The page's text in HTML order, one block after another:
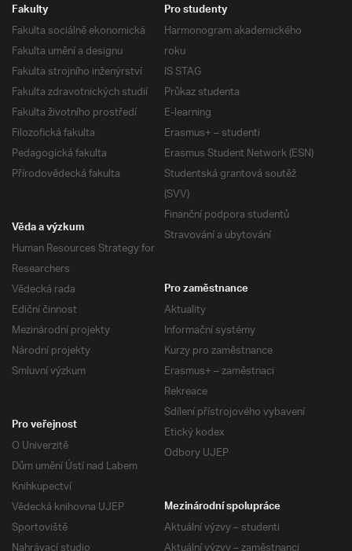
Fakulty
Fakulta sociálně ekonomická
Fakulta umění a designu
Fakulta strojního inženýrství
Fakulta zdravotnických studií
Fakulta životního prostředí
Filozofická fakulta
Pedagogická fakulta
Přírodovědecká fakulta
Pro studenty
Harmonogram akademického
roku
IS STAG
Průkaz studenta
E-learning
Erasmus+ – studenti
Erasmus Student Network (ESN)
Studentská grantová soutěž
(SVV)
Finanční podpora studentů
Stravování a ubytování
Věda a výzkum
Human Resources Strategy for
Researchers
Vědecká rada
Ediční činnost
Mezinárodní projekty
Národní projekty
Smluvní výzkum
Pro zaměstnance
Aktuality
Informační systémy
Kurzy pro zaměstnance
Erasmus+ – zaměstnaci
Rekreace
Sdílení přístrojového vybavení
Etický kodex
Odbory UJEP
Pro veřejnost
O Univerzitě
Dům umění Ústí nad Labem
Knihkupectví
Vědecká knihovna UJEP
Sportoviště
Mezinárodní spolupráce
Aktuální výzvy – studenti